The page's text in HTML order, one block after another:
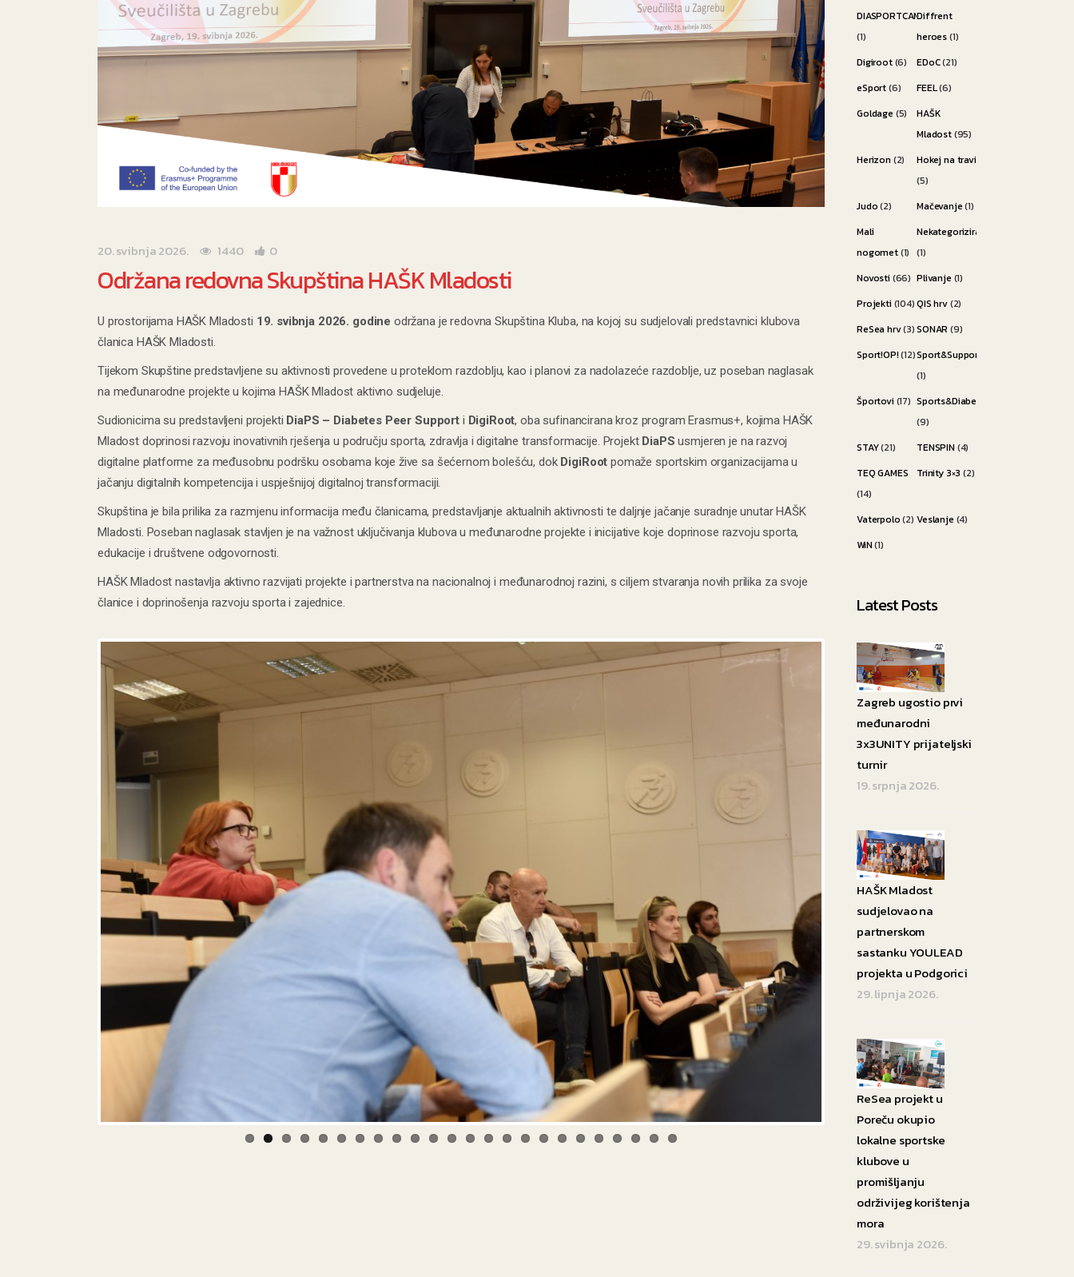
20. svibnja 2026. 1440 0
Održana redovna Skupština HAŠK Mladosti
U prostorijama HAŠK Mladosti 19. svibnja 2026. godine održana je redovna Skupština Kluba, na kojoj su sudjelovali predstavnici klubova
članica HAŠK Mladosti.
Tijekom Skupštine predstavljene su aktivnosti provedene u proteklom razdoblju, kao i planovi za nadolazeće razdoblje, uz poseban naglasak
na međunarodne projekte u kojima HAŠK Mladost aktivno sudjeluje.
Sudionicima su predstavljeni projekti DiaPS – Diabetes Peer Supporti DigiRoot, oba sufinancirana kroz program Erasmus+, kojima HAŠK
Mladost doprinosi razvoju inovativnih rješenja u području sporta, zdravlja i digitalne transformacije. Projekt DiaPS usmjeren je na razvoj
digitalne platforme za međusobnu podršku osobama koje žive sa šećernom bolešću, dok DigiRoot pomaže sportskim organizacijama u
jačanju digitalnih kompetencija i uspješnijoj digitalnoj transformaciji.
Skupština je bila prilika za razmjenu informacija među članicama, predstavljanje aktualnih aktivnosti te daljnje jačanje suradnje unutar HAŠK
Mladosti. Poseban naglasak stavljen je na važnost uključivanja klubova u međunarodne projekte i inicijative koje doprinose razvoju sporta,
edukacije i društvene odgovornosti.
HAŠK Mladost nastavlja aktivno razvijati projekte i partnerstva na nacionalnoj i međunarodnoj razini, s ciljem stvaranja novih prilika za svoje
članice i doprinošenja razvoju sporta i zajednice.
DIASPORTCAMP
(1)
Diffrent
heroes(1)
Digiroot(6) EDoC(21)
eSport(6) FEEL(6)
Goldage (5)
HAŠK
Mladost(95)
Herizon (2)
Hokej na travi
(5)
Judo(2) Mačevanje(1)
Mali
nogomet(1)
Nekategorizirano
(1)
Novosti (66) Plivanje (1)
Projekti (104)QIS hrv(2)
ReSea hrv(3)SONAR (9)
Sport!OP!(12)Sport&Support
(1)
Športovi (17) Sports&Diabetes
(9)
STAY(21) TENSPIN (4)
TEQ GAMES
(14)
Trinity 3×3 (2)
Vaterpolo(2) Veslanje (4)
WiN(1)
Latest Posts
Zagreb ugostio prvi
međunarodni
3x3UNITY prijateljski
turnir
19. srpnja 2026.
HAŠK Mladost
sudjelovao na
partnerskom
sastanku YOULEAD
projekta u Podgorici
29. lipnja 2026.
ReSea projekt u
Poreču okupio
lokalne sportske
klubove u
promišljanju
održivijeg korištenja
mora
29. svibnja 2026.